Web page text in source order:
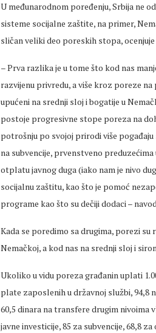
U međunarodnom poređenju, Srbija ne
sisteme socijalne zaštite, na primer,
sličan veliki deo poreskih stopa, ocenjuje
– Prva razlika je u tome što kod nas
razvijenu privredu, a više kroz poreze
upućeni na srednji sloj i bogatije u
postoje progresivne stope poreza na
potrošnju po svojoj prirodi više
na subvencije, prvenstveno
otplatu javnog duga (iako nam je nivo
socijalnu zaštitu, kao što je pomoć
programe kao što su dečiji dodaci –
Kada se poredimo sa drugima, porezi
Nemačkoj, a kod nas na srednji sloj i
Ukoliko u vidu poreza građanin uplati
plate zaposlenih u državnoj službi, 94,8
60,5 dinara na transfere drugim nivoima
javne investicije, 85 za subvencije, 68,8